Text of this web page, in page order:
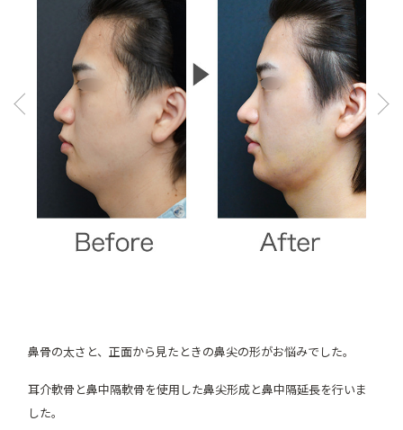
Pre
vio
Ne
xt
鼻骨の太さと、正面から見たときの鼻尖の形がお悩みでした。
耳介軟骨と鼻中隔軟骨を使用した鼻尖形成と鼻中隔延長を行いま
した。